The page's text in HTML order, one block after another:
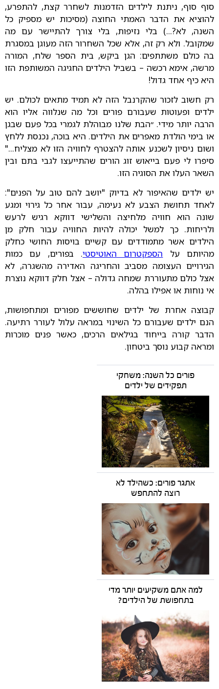
סוף סוף, ניתנת לילדים הזדמנות לשחרר קצת, להתפרע,
להוציא את הדבר האמתי החוצה (מסיכות יש מספיק כל
השנה, לא?...) בלי נזיפות, בלי צורך להתיישר עם מה
שמקובל. ולא רק זה, אלא שכל השחרור הזה מעוגן במסגרת
בה כולם משתתפים: הגן ביקש, בית הספר שלח, המורה
מרשה, אימא רכשה – בשביל הילדים החגיגה המשותפת הזו
היא כיף אחד גדול!
רק חשוב לזכור שהקרנבל הזה לא תמיד מתאים לכולם. יש
ילדים ופעוטות שעבורם פורים וכל מה שנלווה אליו הוא
הרבה יותר מידי. ״הבת שלנו מבוהלת לגמרי בכל פעם שבגן
או בימי הולדת מאפרים את הילדים. היא בוכה, נכנסת ללחץ
ושום ניסיון לשכנע אותה להצטרף לחוויה הזו לא מצליח..."
סיפרו לי פעם בייאוש זוג הורים שהתייעצו לגבי בתם ובין
השאר העלו את הסוגיה הזו.
יש ילדים שהאיפור לא בדיוק "יושב להם טוב על הפנים":
לאחד תחושת הצבע לא נעימה, עבור אחר כל גירוי ומגע
שונה הוא חוויה מלחיצה והשלישי דווקא רגיש לרעש
ולריחות. כך למשל יכולה להיות החוויה עבור חלק מן
הילדים אשר מתמודדים עם קשיים בויסות החושי כחלק
מהיותם על הספקטרום האוטיסטי. בפורים, עם כמות
הגירויים העצומה מסביב והחריגה האדירה מהשגרה, לא
אצל כולם מתעוררת שמחה גדולה – אצל חלק דווקא נוצרת
אי נוחות או אפילו בהלה.
קבוצה אחרת של ילדים שחוששים מפורים ומתחפושות,
הנם ילדים שעבורם כל השינוי במראה עלול לעורר רתיעה.
הדבר קורה בייחוד בגילאים הרכים, כאשר פנים מוכרות
ומראה קבוע נוסך ביטחון.
פורים כל השנה: משחקי
תפקידים של ילדים
אתגר פורים: כשהילד לא
רוצה להתחפש
למה אתם משקיעים יותר מדי
בתחפושת של הילדים?